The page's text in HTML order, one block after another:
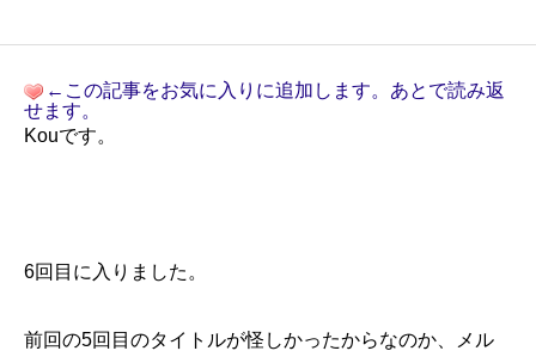
←この記事をお気に入りに追加します。あとで読み返
せます。
Kouです。
6回目に入りました。
前回の5回目のタイトルが怪しかったからなのか、メル